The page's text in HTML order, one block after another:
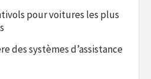
pour voitures les plus
des systèmes d’assistance